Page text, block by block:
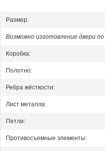
Размер:
Возможно изготовление двери по
Коробка:
Полотно:
Ребра жёсткости:
Лист металла:
Петли:
Противосъемные элементы: